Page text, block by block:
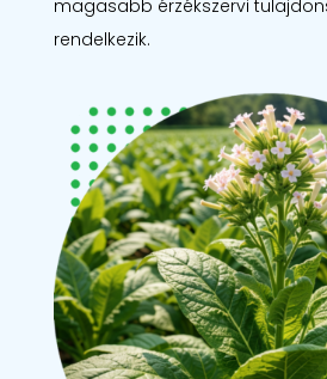
magasabb érzékszervi
rendelkezik.